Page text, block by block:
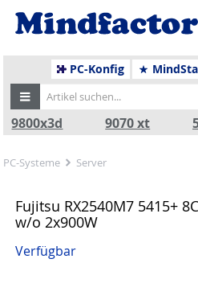
PC-Konfig
9800x3d 9070 xt
PC-Systeme Server
Fujitsu RX2540M7 5415+
w/o 2x900W
Verfügbar